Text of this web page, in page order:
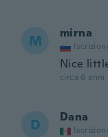
M mirna
Nice
circa 6 anni
D Dana